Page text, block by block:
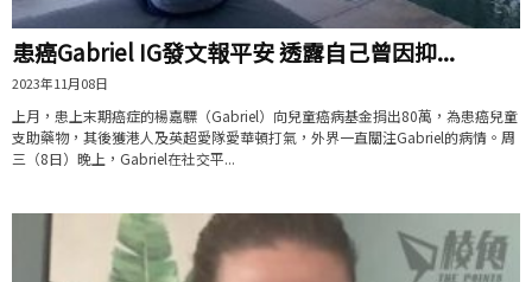
患癌Gabriel IG發文報平安 透露自己曾因抑...
2023年11月08日
上月，患上末期癌症的楊嘉驃（Gabriel）向兒童癌病基金捐出80萬，為患癌兒童
支助藥物，其後獲港人及英超愛隊愛華頓打氣，外界一直關注Gabriel的病情。周
三（8日）晚上，Gabriel在社交平...